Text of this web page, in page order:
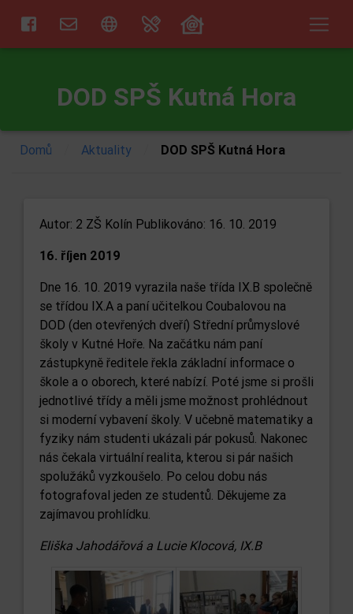
DOD SPŠ Kutná Hora
Domů Aktuality DOD SPŠ Kutná Hora
Autor: 2 ZŠ Kolín Publikováno: 16. 10. 2019
16. říjen 2019
Dne 16. 10. 2019 vyrazila naše třída IX.B společně
se třídou IX.A a paní učitelkou Coubalovou na
DOD (den otevřených dveří) Střední průmyslové
školy v Kutné Hoře. Na začátku nám paní
zástupkyně ředitele řekla základní informace o
škole a o oborech, které nabízí. Poté jsme si prošli
jednotlivé třídy a měli jsme možnost prohlédnout
si moderní vybavení školy. V učebně matematiky a
fyziky nám studenti ukázali pár pokusů. Nakonec
nás čekala virtuální realita, kterou si pár našich
spolužáků vyzkoušelo. Po celou dobu nás
fotografoval jeden ze studentů. Děkujeme za
zajímavou prohlídku.
Eliška Jahodářová a Lucie Klocová, IX.B